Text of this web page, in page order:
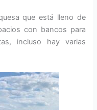
que está lleno de
con bancos para
incluso hay varias